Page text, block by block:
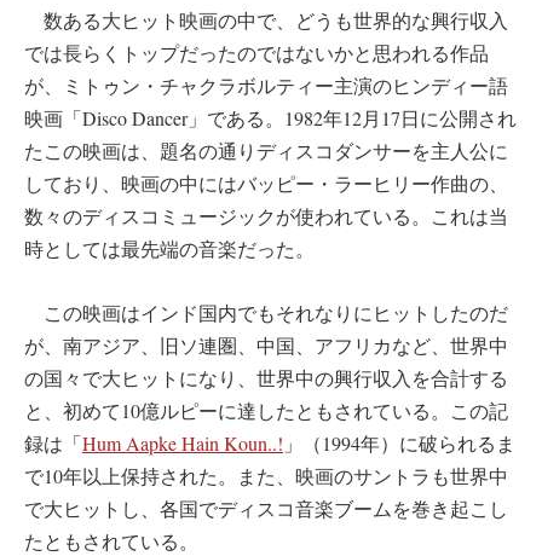
数ある大ヒット映画の中で、どうも世界的な興行収入
では長らくトップだったのではないかと思われる作品
が、ミトゥン・チャクラボルティー主演のヒンディー語
映画「Disco Dancer」である。1982年12月17日に公開され
たこの映画は、題名の通りディスコダンサーを主人公に
しており、映画の中にはバッピー・ラーヒリー作曲の、
数々のディスコミュージックが使われている。これは当
時としては最先端の音楽だった。
この映画はインド国内でもそれなりにヒットしたのだ
が、南アジア、旧ソ連圏、中国、アフリカなど、世界中
の国々で大ヒットになり、世界中の興行収入を合計する
と、初めて10億ルピーに達したともされている。この記
録は「Hum Aapke Hain Koun..! 」（1994年）に破られるま
で10年以上保持された。また、映画のサントラも世界中
で大ヒットし、各国でディスコ音楽ブームを巻き起こし
たともされている。